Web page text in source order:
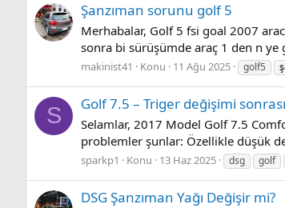
Şanzıman sorunu golf 5
Merhabalar, Golf 5 fsi goal 2007
sonra bi sürüşümde araç 1 den n ye
makinist41 Konu 11 Ağu 2025 golf5
S Golf 7.5 – Triger değişimi
Selamlar, 2017 Model Golf 7.5
problemler şunlar: Özellikle düşük
sparkp1 Konu 13 Haz 2025 dsg golf
DSG Şanzıman Yağı Değişir mi?